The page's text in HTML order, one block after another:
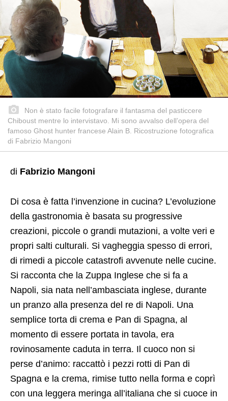
Non è stato facile fotografare il fantasma del pasticcere
Chiboust mentre lo intervistavo. Mi sono avvalso dell’opera del
famoso Ghost hunter francese Alain B. Ricostruzione fotografica
di Fabrizio Mangoni
di Fabrizio Mangoni
Di cosa è fatta l’invenzione in cucina? L’evoluzione
della gastronomia è basata su progressive
creazioni, piccole o grandi mutazioni, a volte veri e
propri salti culturali. Si vagheggia spesso di errori,
di rimedi a piccole catastrofi avvenute nelle cucine.
Si racconta che la Zuppa Inglese che si fa a
Napoli, sia nata nell’ambasciata inglese, durante
un pranzo alla presenza del re di Napoli. Una
semplice torta di crema e Pan di Spagna, al
momento di essere portata in tavola, era
rovinosamente caduta in terra. Il cuoco non si
perse d’animo: raccattò i pezzi rotti di Pan di
Spagna e la crema, rimise tutto nella forma e coprì
con una leggera meringa all’italiana che si cuoce in